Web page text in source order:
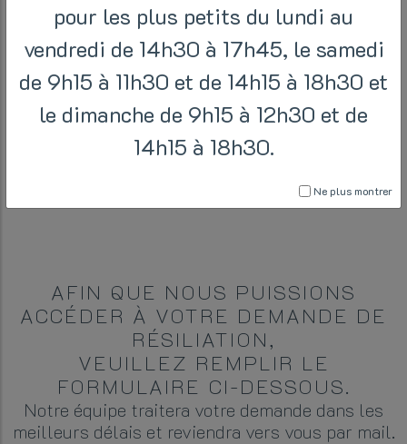
DEMANDE DE
RÉSILIATION
AFIN QUE NOUS PUISSIONS
ACCÉDER À VOTRE DEMANDE DE
RÉSILIATION,
VEUILLEZ REMPLIR LE
FORMULAIRE CI-DESSOUS.
Notre équipe traitera votre demande dans les
meilleurs délais et reviendra vers vous par mail.
pour les plus petits du lundi au
vendredi de 14h30 à 17h45, le samedi
de 9h15 à 11h30 et de 14h15 à 18h30 et
le dimanche de 9h15 à 12h30 et de
14h15 à 18h30.
Ne plus montrer